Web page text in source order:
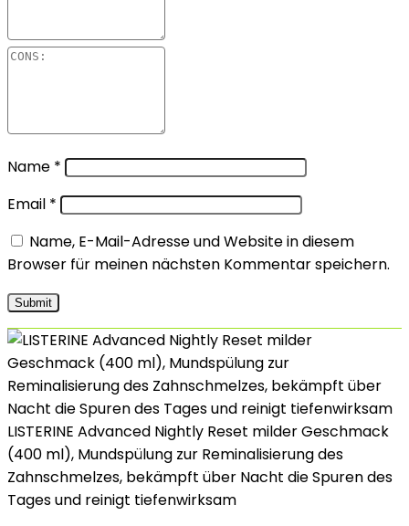
Name *
Email *
Name, E-Mail-Adresse und Website in diesem
Browser für meinen nächsten Kommentar speichern.
LISTERINE Advanced Nightly Reset milder Geschmack
(400 ml), Mundspülung zur Reminalisierung des
Zahnschmelzes, bekämpft über Nacht die Spuren des
Tages und reinigt tiefenwirksam